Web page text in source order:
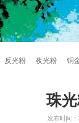
反光粉 夜光粉 铜
珠
发布时间